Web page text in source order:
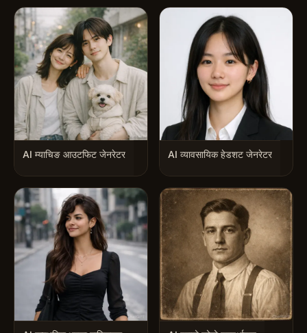
AI म्याचिङ आउटफिट जेनरेटर AI व्यावसायिक हेडशट जेनरेटर